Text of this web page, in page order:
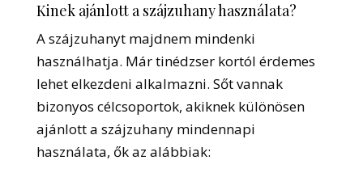
Kinek ajánlott a szájzuhany használata?
A szájzuhanyt majdnem mindenki
használhatja. Már tinédzser kortól érdemes
lehet elkezdeni alkalmazni. Sőt vannak
bizonyos célcsoportok, akiknek különösen
ajánlott a szájzuhany mindennapi
használata, ők az alábbiak: